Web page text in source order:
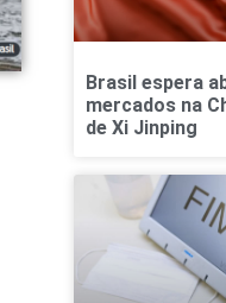
Brasil espera
mercados na
de Xi Jinping